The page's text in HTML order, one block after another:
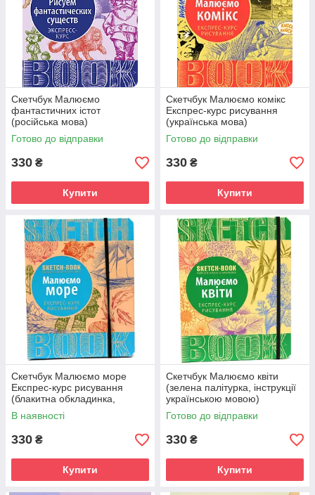
Скетчбук Малюємо
фантастичних істот
(російська мова)
Готово до відправки
330 ₴
Купити
Скетчбук Малюємо комікс
Експрес-курс рисування
(українська мова)
Готово до відправки
330 ₴
Купити
Скетчбук Малюємо море
Експрес-курс рисування
(блакитна обкладинка,
українська мова)
В наявності
330 ₴
Купити
Скетчбук Малюємо квіти
(зелена палітурка, інструкції
українською мовою)
Готово до відправки
330 ₴
Купити